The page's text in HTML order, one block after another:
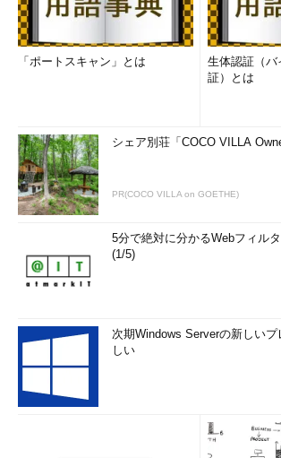
「ポートスキャン」とは
生体認証（バ
証）とは
シェア別荘「COCO VILLA
PR(COCO VILLA on GOETHE)
5分で絶対に分かるWebフィル
(1/5)
次期Windows Serverの新しい
しい